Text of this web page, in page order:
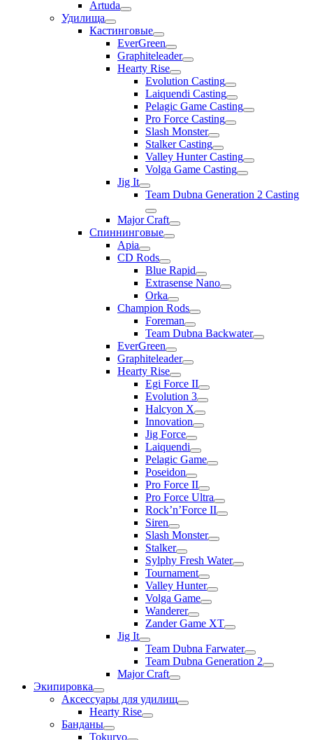
Artuda
Удилища
Кастинговые
EverGreen
Graphiteleader
Hearty Rise
Evolution Casting
Laiquendi Casting
Pelagic Game Casting
Pro Force Casting
Slash Monster
Stalker Casting
Valley Hunter Casting
Volga Game Casting
Jig It
Team Dubna Generation 2 Casting
Major Craft
Спиннинговые
Apia
CD Rods
Blue Rapid
Extrasense Nano
Orka
Champion Rods
Foreman
Team Dubna Backwater
EverGreen
Graphiteleader
Hearty Rise
Egi Force II
Evolution 3
Halcyon X
Innovation
Jig Force
Laiquendi
Pelagic Game
Poseidon
Pro Force II
Pro Force Ultra
Rock’n’Force II
Siren
Slash Monster
Stalker
Sylphy Fresh Water
Tournament
Valley Hunter
Volga Game
Wanderer
Zander Game XT
Jig It
Team Dubna Farwater
Team Dubna Generation 2
Major Craft
Экипировка
Аксессуары для удилищ
Hearty Rise
Банданы
Tokuryo